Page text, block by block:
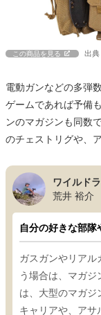
この商品を見る 出典
電動ガンなどの多弾
ゲームであれば予備
ンのマガジンも同数
のチェストリグや、
ワイルド
荒井 裕介
自分の好きな部隊
ガスガンやリアル
う場合は、マガ
は、大型のマガジ
キャリアや、アサ